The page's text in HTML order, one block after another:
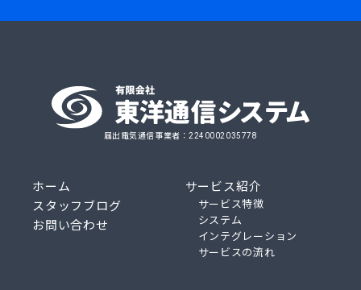
届出電気通信事業者：2240002035778
ホーム
スタッフブログ
お問い合わせ
サービス紹介
サービス特徴
システム
インテグレーション
サービスの流れ